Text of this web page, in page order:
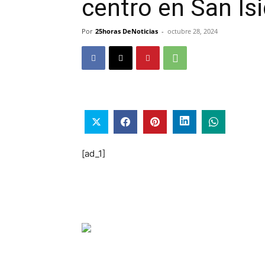
centro en San
Por 25horas DeNoticias - octubre 28, 2024
[ad_1]